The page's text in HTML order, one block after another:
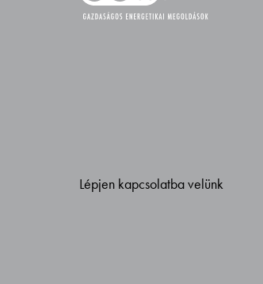
Lépjen kapcsolatba velünk